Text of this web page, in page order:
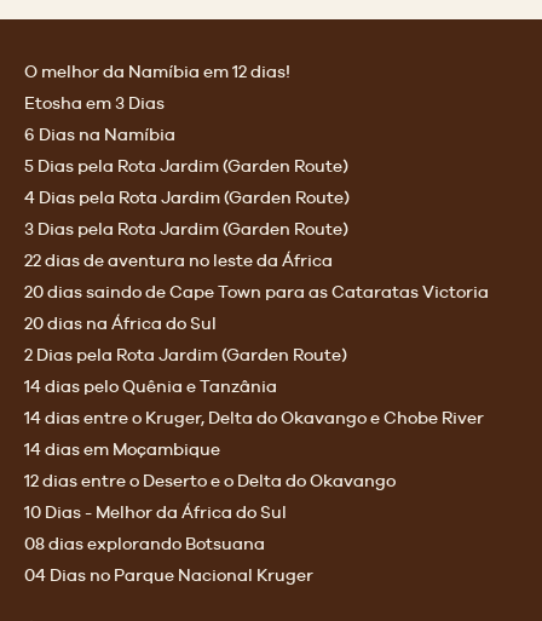
O melhor da Namíbia em 12 dias!
Etosha em 3 Dias
6 Dias na Namíbia
5 Dias pela Rota Jardim (Garden Route)
4 Dias pela Rota Jardim (Garden Route)
3 Dias pela Rota Jardim (Garden Route)
22 dias de aventura no leste da África
20 dias saindo de Cape Town para as Cataratas Victoria
20 dias na África do Sul
2 Dias pela Rota Jardim (Garden Route)
14 dias pelo Quênia e Tanzânia
14 dias entre o Kruger, Delta do Okavango e Chobe River
14 dias em Moçambique
12 dias entre o Deserto e o Delta do Okavango
10 Dias - Melhor da África do Sul
08 dias explorando Botsuana
04 Dias no Parque Nacional Kruger